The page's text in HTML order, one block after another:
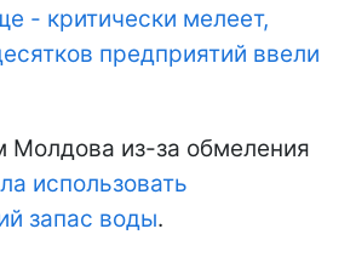
- критически мелеет,
предприятий ввели
Молдова из-за обмеления
использовать
запас воды.